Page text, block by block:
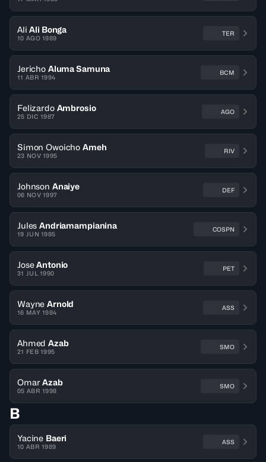
Ali Ali Bonga
10 AGO 1989
TER
Jericho Aluma Samuna
11 ABR 1994
BCM
Felizardo Ambrosio
25 DIC 1987
AGO
Simon Owoicho Ameh
23 NOV 1995
RIV
Johnson Anaiye
06 NOV 1997
DEF
Jules Andriamampianina
19 JUN 1985
COSPN
Jose Antonio
31 JUL 1990
PET
Wayne Arnold
16 MAY 1984
ASS
Ahmed Azab
21 FEB 1995
SMO
Omar Azab
05 ABR 1998
SMO
B
Yacine Baeri
10 ABR 1989
ASS